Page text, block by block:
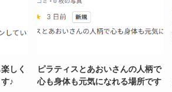
しく
♪
ピラティスとあおいさんの人柄で
心も身体も元気になれる場所です